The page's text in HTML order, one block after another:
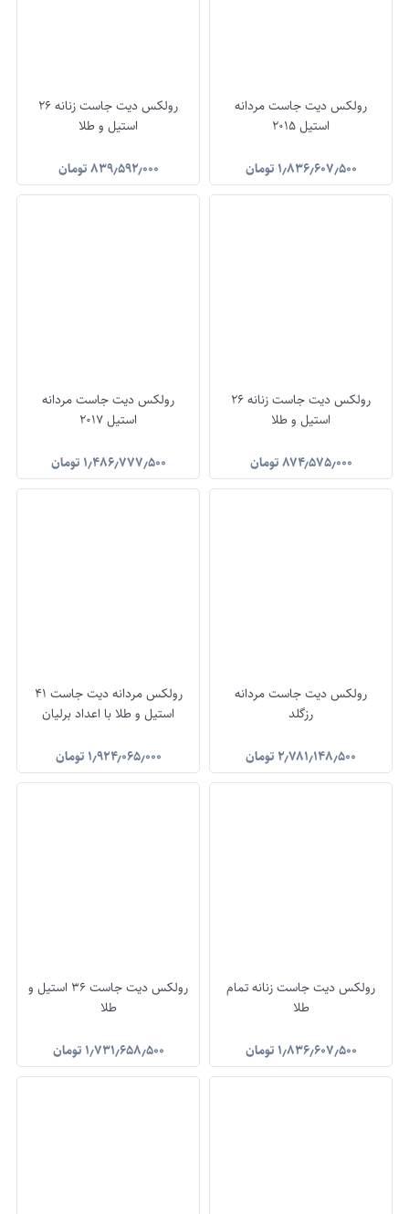
رولکس دیت جاست مردانه
استیل ۲۰۱۵
۱٫۸۳۶٫۶۰۷٫۵۰۰ تومان
رولکس دیت جاست زنانه 26
استیل و طلا
۸۳۹٫۵۹۲٫۰۰۰ تومان
رولکس دیت جاست زنانه 26
استیل و طلا
۸۷۴٫۵۷۵٫۰۰۰ تومان
رولکس دیت جاست مردانه
استیل 2017
۱٫۴۸۶٫۷۷۷٫۵۰۰ تومان
رولکس دیت جاست مردانه
رزگلد
۲٫۷۸۱٫۱۴۸٫۵۰۰ تومان
رولکس مردانه دیت جاست 41
استیل و طلا با اعداد برلیان
۱٫۹۲۴٫۰۶۵٫۰۰۰ تومان
رولکس دیت جاست زنانه تمام
طلا
۱٫۸۳۶٫۶۰۷٫۵۰۰ تومان
رولکس دیت جاست 36 استیل و
طلا
۱٫۷۳۱٫۶۵۸٫۵۰۰ تومان